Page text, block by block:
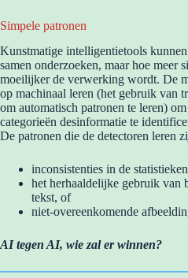
Simpele patronen
Kunstmatige intelligentietools
samen onderzoeken, maar hoe meer
moeilijker de verwerking wordt. De
op machinaal leren (het gebruik van
om automatisch patronen te leren)
categorieën desinformatie te
De patronen die de detectoren leren
inconsistenties in de
het herhaaldelijke gebruik van
tekst, of
niet-overeenkomende
AI tegen AI, wie zal er winnen?